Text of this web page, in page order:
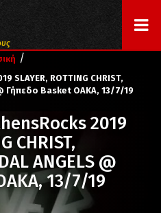
/
SLAYER, ROTTING CHRIST,
@ Γήπεδο Basket ΟΑΚΑ, 13/7/19
2019
CHRIST,
ANGELS @
13/7/19